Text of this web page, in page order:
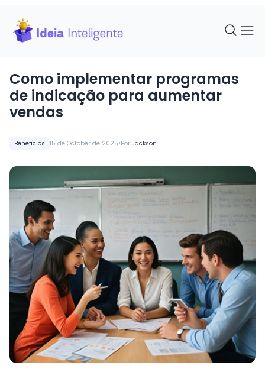
Benefícios 15 de October de 2025•Por Jackson
Como implementar programas
de indicação para aumentar
vendas